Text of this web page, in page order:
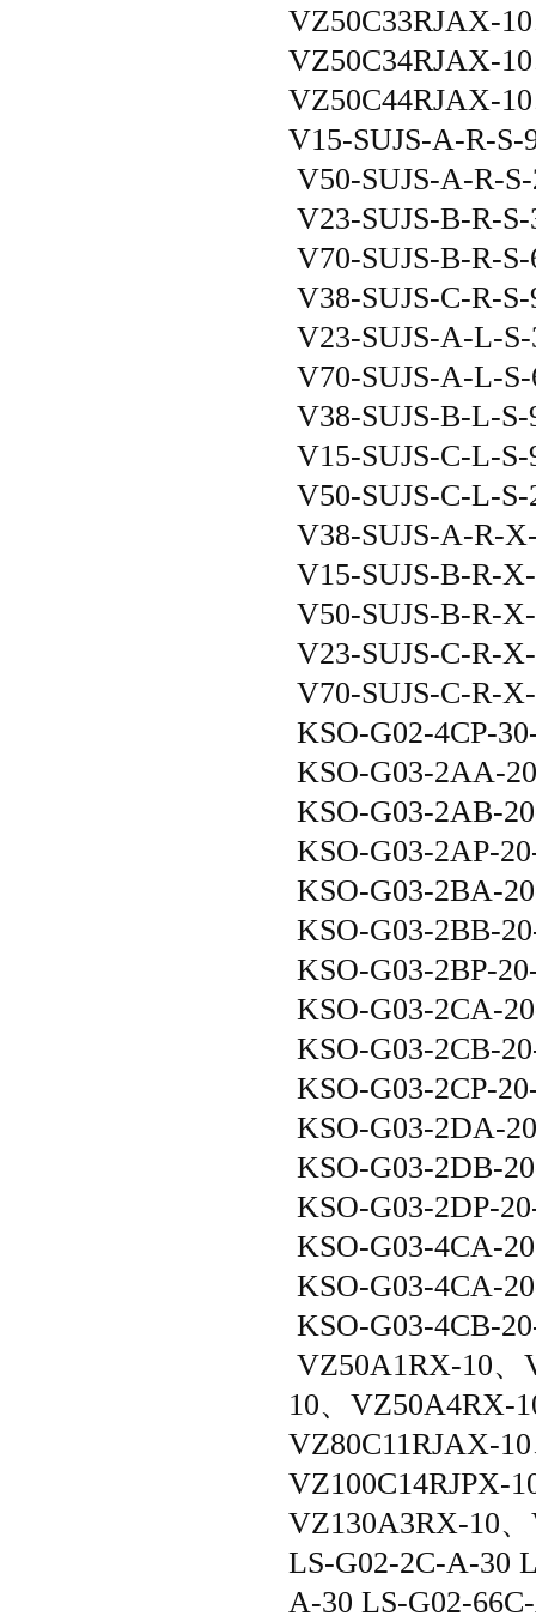
VZ50C33RJAX-
VZ50C34RJAX-
VZ50C44RJAX-
V15-SUJS-A-R-S-
V50-SUJS-A-R-
V23-SUJS-B-R-
V70-SUJS-B-R-
V38-SUJS-C-R-
V23-SUJS-A-L-
V70-SUJS-A-L-
V38-SUJS-B-L-
V15-SUJS-C-L-
V50-SUJS-C-L-
V38-SUJS-A-R-
V15-SUJS-B-R-
V50-SUJS-B-R-
V23-SUJS-C-R-
V70-SUJS-C-R-
KSO-G02-4CP-
KSO-G03-2AA-
KSO-G03-2AB-
KSO-G03-2AP-
KSO-G03-2BA-
KSO-G03-2BB-
KSO-G03-2BP-
KSO-G03-2CA-
KSO-G03-2CB-
KSO-G03-2CP-
KSO-G03-2DA-
KSO-G03-2DB-
KSO-G03-2DP-
KSO-G03-4CA-20
KSO-G03-4CA-
KSO-G03-4CB-
VZ50A1RX-10
10、VZ50A4RX-
VZ80C11RJAX-
VZ100C14RJPX-
VZ130A3RX-10
LS-G02-2C-A-30
A-30 LS-G02-